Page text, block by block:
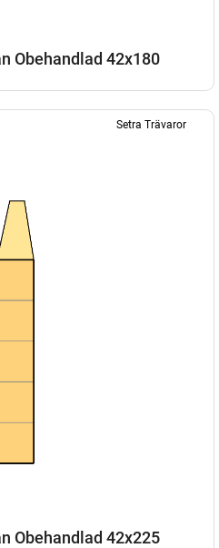
Obehandlad 42x180
Setra Trävaror
Obehandlad 42x225